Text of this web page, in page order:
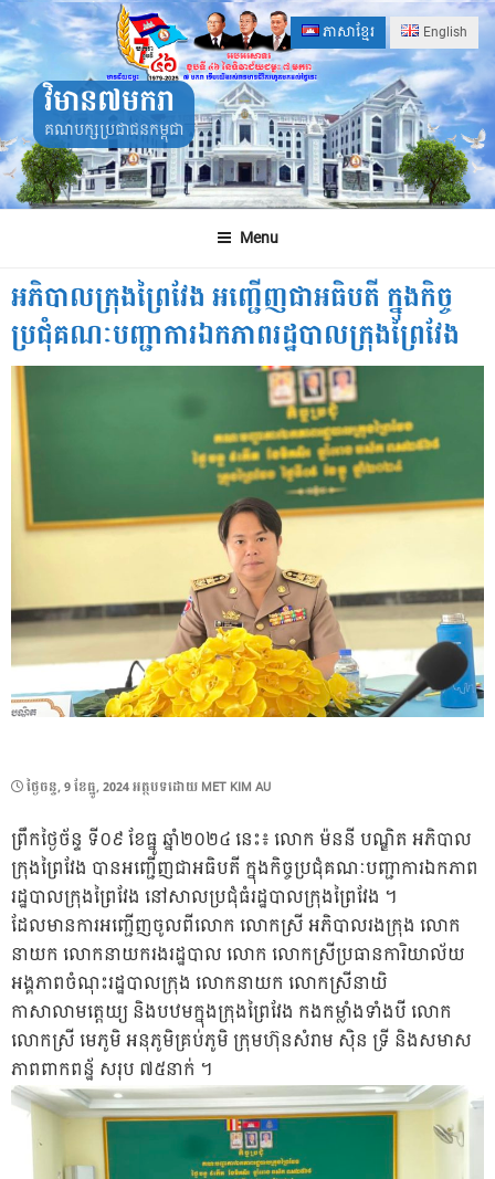
Skip
to
content
ភាសាខ្មែរ English
វិមាន៧មករា
គណបក្សប្រជាជនកម្ពុជា
Menu
អភិបាលក្រុងព្រៃវែង អញ្ជើញជាអធិបតី ក្នុងកិច្ច
ប្រជុំគណៈបញ្ជាការឯកភាពរដ្ឋបាលក្រុងព្រៃវែង
POSTED
ថ្ងៃ​ចន្ទ, 9 ខែ​ធ្នូ, 2024អត្ថបទដោយ MET KIM AU
ព្រឹកថ្ងៃច័ន្ទ ទី០៩ ខែធ្នូ ឆ្នាំ២០២៤ នេះ៖ លោក ម៉ននី បណ្ឌិត អភិបាល
ក្រុងព្រៃវែង បានអញ្ជើញជាអធិបតី ក្នុងកិច្ចប្រជុំគណៈបញ្ជាការឯកភាព
រដ្ឋបាលក្រុងព្រៃវែង នៅសាលប្រជុំធំរដ្ឋបាលក្រុងព្រៃវែង ។
ដែលមានការអញ្ជើញចូលពីលោក លោកស្រី អភិបាលរងក្រុង លោក
នាយក លោកនាយករងរដ្ឋបាល លោក លោកស្រីប្រធានការិយាល័យ
អង្គភាពចំណុះរដ្ឋបាលក្រុង លោកនាយក លោកស្រីនាយិ
កាសាលាមត្តេយ្យ និងបឋមក្នុងក្រុងព្រៃវែង កងកម្លាំងទាំងបី លោក
លោកស្រី មេភូមិ អនុភូមិគ្រប់ភូមិ ក្រុមហ៊ុនសំរាម ស៊ិន ទ្រី និងសមាស
ភាពពាកពន្ឋ័ សរុប ៧៥នាក់ ។